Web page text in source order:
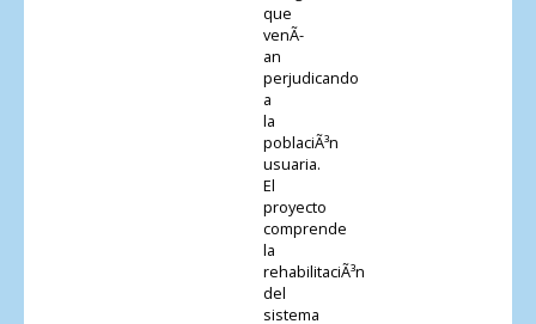
que
venÃ­
an
perjudicando
a
la
poblaciÃ³n
usuaria.
El
proyecto
comprende
la
rehabilitaciÃ³n
del
sistema